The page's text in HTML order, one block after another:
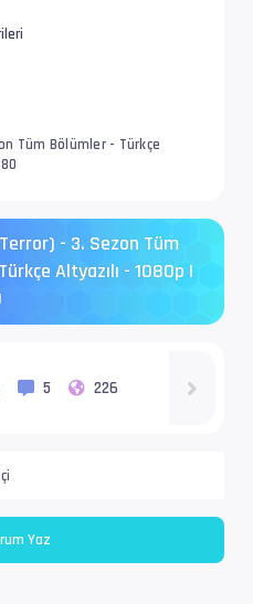
Tüm Bölümler - Türkçe
- 3. Sezon Tüm
Altyazılı - 1080p |
5 226
Yaz